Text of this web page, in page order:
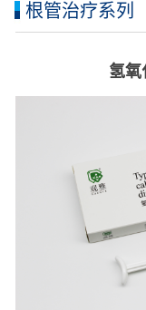
根管治疗系列
氢氧